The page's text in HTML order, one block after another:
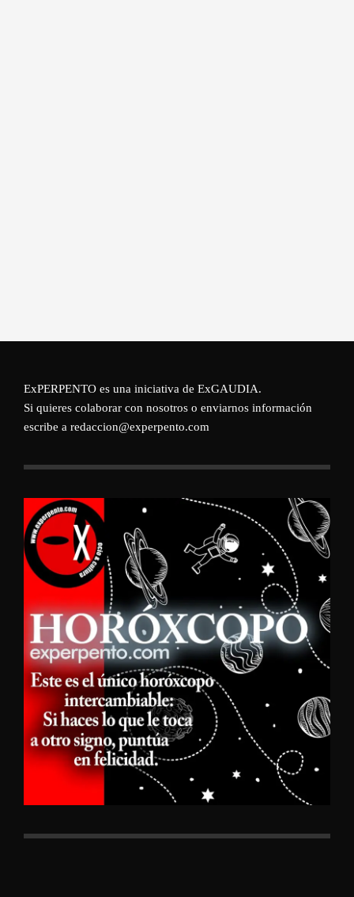
ExPERPENTO es una iniciativa de ExGAUDIA.
Si quieres colaborar con nosotros o enviarnos información
escribe a redaccion@experpento.com